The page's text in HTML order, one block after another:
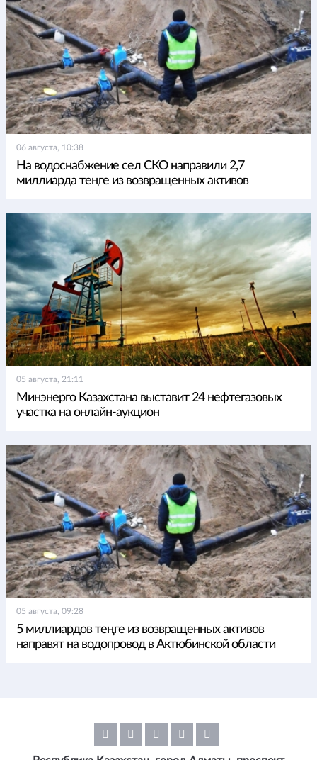
06 августа, 10:38
На водоснабжение сел СКО направили 2,7
миллиарда теңге из возвращенных активов
05 августа, 21:11
Минэнерго Казахстана выставит 24 нефтегазовых
участка на онлайн-аукцион
05 августа, 09:28
5 миллиардов теңге из возвращенных активов
направят на водопровод в Актюбинской области